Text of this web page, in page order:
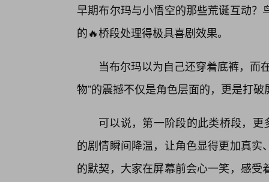
早期布尔玛与小悟空的那些荒诞互动
的🔥桥段处理得极具喜剧效果。
当布尔玛以为自己还穿着底裤，而
物”的震撼不仅是角色层面的，更是打
可以说，第一阶段的此类桥段，更
的剧情瞬间降温，让角色显得更加真
的默契，大家在屏幕前会心一笑，感